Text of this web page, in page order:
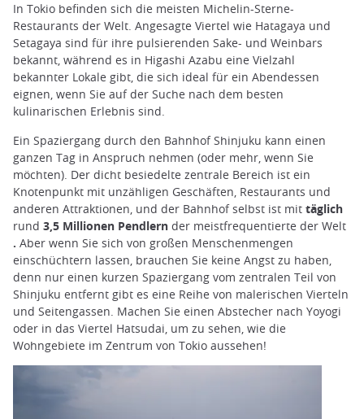
In Tokio befinden sich die meisten Michelin-Sterne-
Restaurants der Welt. Angesagte Viertel wie Hatagaya und
Setagaya sind für ihre pulsierenden Sake- und Weinbars
bekannt, während es in Higashi Azabu eine Vielzahl
bekannter Lokale gibt, die sich ideal für ein Abendessen
eignen, wenn Sie auf der Suche nach dem besten
kulinarischen Erlebnis sind.
Ein Spaziergang durch den Bahnhof Shinjuku kann einen
ganzen Tag in Anspruch nehmen (oder mehr, wenn Sie
möchten). Der dicht besiedelte zentrale Bereich ist ein
Knotenpunkt mit unzähligen Geschäften, Restaurants und
anderen Attraktionen, und der Bahnhof selbst ist mit täglich
rund 3,5 Millionen Pendlern der meistfrequentierte der Welt
. Aber wenn Sie sich von großen Menschenmengen
einschüchtern lassen, brauchen Sie keine Angst zu haben,
denn nur einen kurzen Spaziergang vom zentralen Teil von
Shinjuku entfernt gibt es eine Reihe von malerischen Vierteln
und Seitengassen. Machen Sie einen Abstecher nach Yoyogi
oder in das Viertel Hatsudai, um zu sehen, wie die
Wohngebiete im Zentrum von Tokio aussehen!